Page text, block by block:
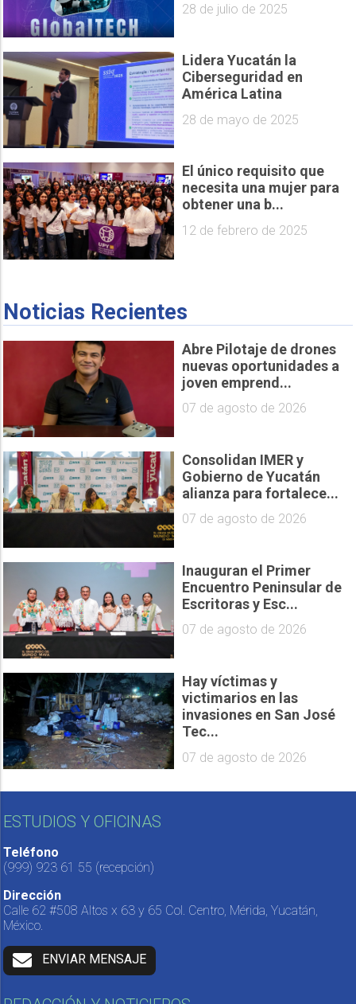
28 de julio de 2025
Lidera Yucatán la
Ciberseguridad en
América Latina
28 de mayo de 2025
El único requisito que
necesita una mujer para
obtener una b...
12 de febrero de 2025
Noticias Recientes
Abre Pilotaje de drones
nuevas oportunidades a
joven emprend...
07 de agosto de 2026
Consolidan IMER y
Gobierno de Yucatán
alianza para fortalece...
07 de agosto de 2026
Inauguran el Primer
Encuentro Peninsular de
Escritoras y Esc...
07 de agosto de 2026
Hay víctimas y
victimarios en las
invasiones en San José
Tec...
07 de agosto de 2026
ESTUDIOS Y OFICINAS
Teléfono
(999) 923 61 55 (recepción)
Dirección
Calle 62 #508 Altos x 63 y 65 Col. Centro, Mérida, Yucatán,
México.
ENVIAR MENSAJE